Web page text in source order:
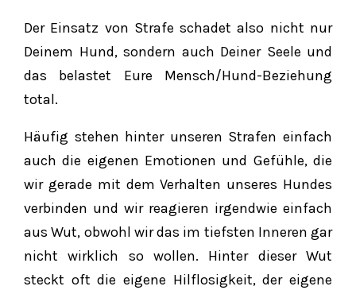
Der Einsatz von Strafe schadet also nicht nur
Deinem Hund, sondern auch Deiner Seele und
das belastet Eure Mensch/Hund-Beziehung
total.
Häufig stehen hinter unseren Strafen einfach
auch die eigenen Emotionen und Gefühle, die
wir gerade mit dem Verhalten unseres Hundes
verbinden und wir reagieren irgendwie einfach
aus Wut, obwohl wir das im tiefsten Inneren gar
nicht wirklich so wollen. Hinter dieser Wut
steckt oft die eigene Hilflosigkeit, der eigene